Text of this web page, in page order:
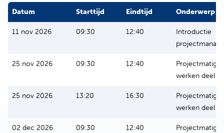
Datum Starttijd Eindtijd Onderwerp
11 nov 2026 09:30 12:40
Introductie
25 nov 2026 09:30 12:40
Projectmatig
werken deel 1
25 nov 2026 13:20 16:30
Projectmatig
werken deel 1
02 dec 2026 09:30 12:40
Projectmatig